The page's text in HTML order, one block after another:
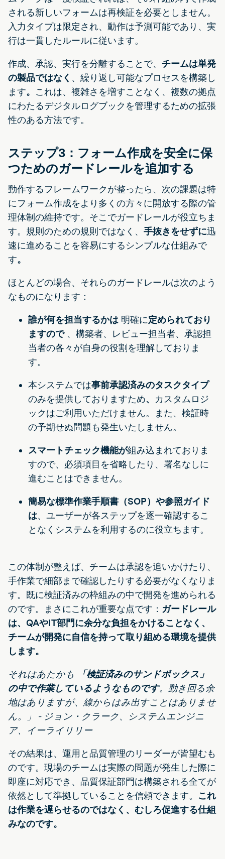
される新しいフォームは再検証を必要としません。
入力タイプは限定され、動作は予測可能であり、実
行は一貫したルールに従います。
作成、承認、実行を分離することで、 チームは単発
の製品ではなく 、繰り返し可能なプロセスを構築し
ます。 これは、複雑さを増すことなく、複数の拠点
にわたるデジタルログブックを管理するための拡張
性のある方法です。
ステップ3：フォーム作成を安全に保
つためのガードレールを追加する
動作するフレームワークが整ったら、次の課題は特
にフォーム作成をより多くの方々に開放する際の管
理体制の維持です。そこでガードレールが役立ちま
す。規則のための規則ではなく、 手抜きをせずに迅
速に進めることを容易にするシンプルな仕組みで
す。
ほとんどの場合、それらのガードレールは次のよう
なものになります：
誰が何を担当するかは 明確に定められており
ますので 、構築者、レビュー担当者、承認担
当者の各々が自身の役割を理解しておりま
す。
本システムでは事前承認済みのタスクタイプ
のみを提供しておりますため、 カスタムロジ
ックはご利用いただけません。また、検証時
の予期せぬ問題も発生いたしません。
スマートチェック機能が組み込まれておりま
すので、必須項目を省略したり、署名なしに
進むことはできません。
簡易な標準作業手順書（SOP）や参照ガイド
は、ユーザーが各ステップを逐一確認するこ
となくシステムを利用するのに役立ちます。
この体制が整えば、チームは承認を追いかけたり、
手作業で細部まで確認したりする必要がなくなりま
す。既に検証済みの枠組みの中で開発を進められる
のです。まさにこれが重要な点です： ガードレール
は、QAやIT部門に余分な負担をかけることなく、
チームが開発に自信を持って取り組める環境を提供
します。
それはあたかも
「検証済みのサンドボックス」
の中で作業しているようなものです。動き回る余
地はありますが、線からはみ出すことはありませ
ん。」 - ジョン・クラーク、システムエンジニ
ア、イーライリリー
その結果は、運用と品質管理のリーダーが皆望むも
のです。現場のチームは実際の問題が発生した際に
即座に対応でき、品質保証部門は構築される全てが
依然として準拠していることを信頼できます。 これ
は作業を遅らせるのではなく、むしろ促進する仕組
みなのです。